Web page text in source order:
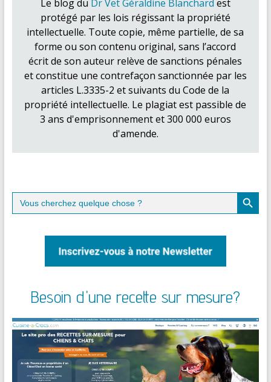
Le blog du Dr Vet Géraldine Blanchard est
protégé par les lois régissant la propriété
intellectuelle. Toute copie, même partielle, de sa
forme ou son contenu original, sans l’accord
écrit de son auteur relève de sanctions pénales
et constitue une contrefaçon sanctionnée par les
articles L.3335-2 et suivants du Code de la
propriété intellectuelle. Le plagiat est passible de
3 ans d'emprisonnement et 300 000 euros
d'amende.
Search
for:
Search Button
Besoin d'une recette sur mesure?